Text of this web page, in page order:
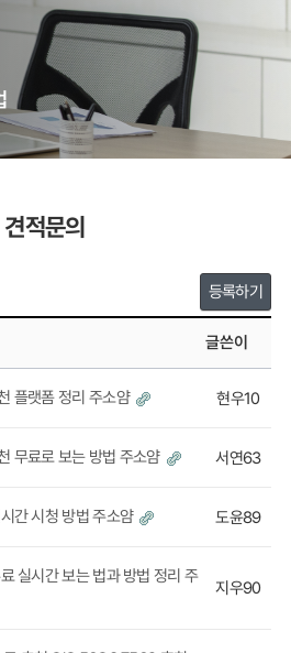
견적문의
등록하기
글쓴이
플랫폼 정리 주소얌 현우10
무료로 보는 방법 주소얌 서연63
간 시청 방법 주소얌 도윤89
실시간 보는 법과 방법 정리 주
지우90